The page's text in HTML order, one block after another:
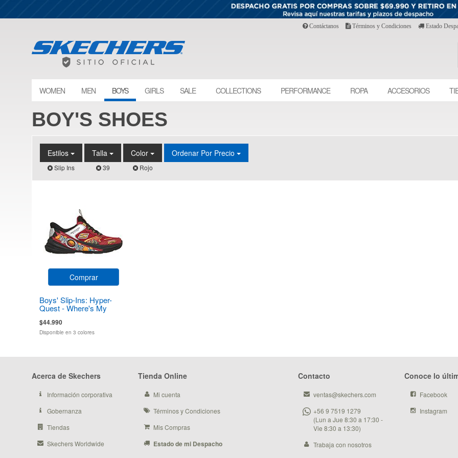
Contáctanos Términos y Condiciones Estado
WOMEN MEN BOYS GIRLS SALE COLLECTIONS PERFORMANCE ROPA ACCESORIOS
BOY'S SHOES
Estilos
Slip Ins
Talla
39
Color
Rojo
Ordenar Por Precio
Comprar
Boys' Slip-Ins: Hyper-
Quest - Where's My
$44.990
Disponible en 3 colores
Acerca de Skechers
Información corporativa
Gobernanza
Tiendas
Skechers Worldwide
Tienda Online
Mi cuenta
Términos y Condiciones
Mis Compras
Estado de mi Despacho
Contacto
ventas@skechers.com
+56 9 7519 1279
(Lun a Jue 8:30 a 17:30 -
Vie 8:30 a 13:30)
Trabaja con nosotros
Conoce lo
Facebook
Instagram